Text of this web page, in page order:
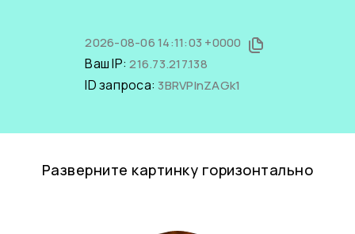
2026-08-06 14:11:03 +0000
Ваш IP:216.73.217.138
ID запроса: 3BRVPInZAGk1
Разверните картинку горизонтально